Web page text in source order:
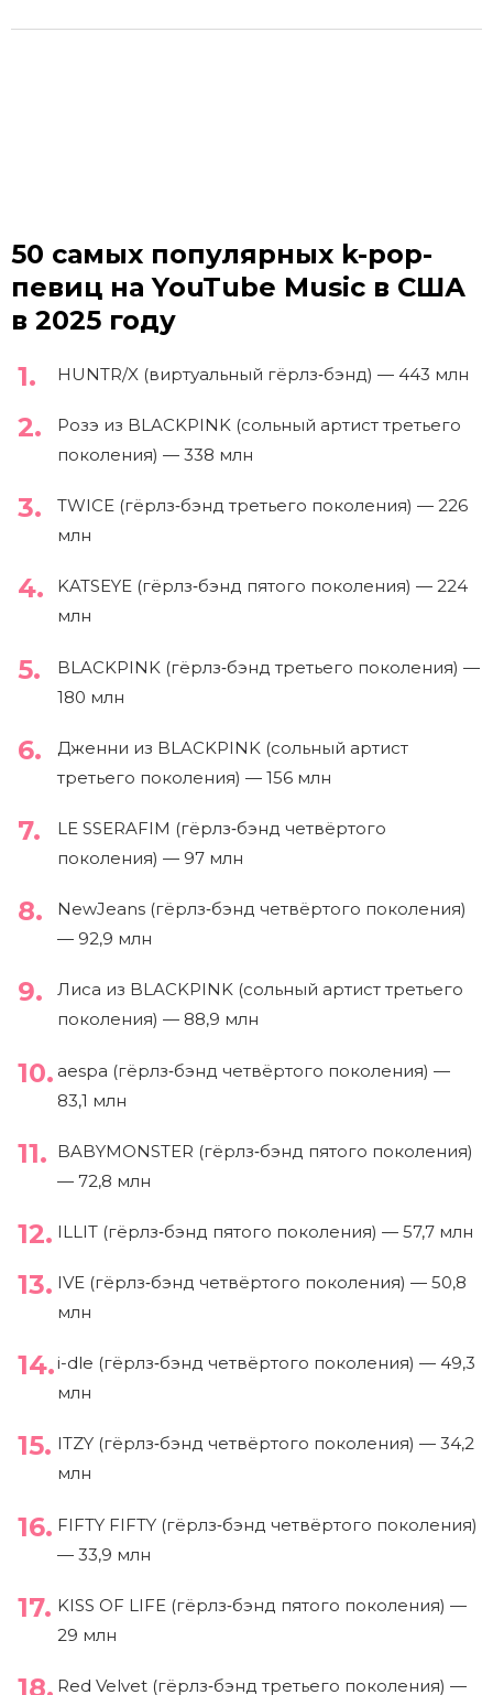
50 самых популярных k-pop-
певиц на YouTube Music в США
в 2025 году
HUNTR/X (виртуальный гёрлз‑бэнд) — 443 млн
Розэ из BLACKPINK (сольный артист третьего
поколения) — 338 млн
TWICE (гёрлз‑бэнд третьего поколения) — 226
млн
KATSEYE (гёрлз‑бэнд пятого поколения) — 224
млн
BLACKPINK (гёрлз‑бэнд третьего поколения) —
180 млн
Дженни из BLACKPINK (сольный артист
третьего поколения) — 156 млн
LE SSERAFIM (гёрлз‑бэнд четвёртого
поколения) — 97 млн
NewJeans (гёрлз‑бэнд четвёртого поколения)
— 92,9 млн
Лиса из BLACKPINK (сольный артист третьего
поколения) — 88,9 млн
aespa (гёрлз‑бэнд четвёртого поколения) —
83,1 млн
BABYMONSTER (гёрлз‑бэнд пятого поколения)
— 72,8 млн
ILLIT (гёрлз‑бэнд пятого поколения) — 57,7 млн
IVE (гёрлз‑бэнд четвёртого поколения) — 50,8
млн
i-dle (гёрлз‑бэнд четвёртого поколения) — 49,3
млн
ITZY (гёрлз‑бэнд четвёртого поколения) — 34,2
млн
FIFTY FIFTY (гёрлз‑бэнд четвёртого поколения)
— 33,9 млн
KISS OF LIFE (гёрлз‑бэнд пятого поколения) —
29 млн
Red Velvet (гёрлз‑бэнд третьего поколения) —